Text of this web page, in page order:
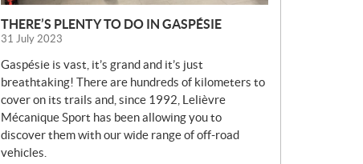
THERE’S PLENTY TO DO IN GASPÉSIE
31 July 2023
Gaspésie is vast, it’s grand and it’s just
breathtaking! There are hundreds of kilometers to
cover on its trails and, since 1992, Lelièvre
Mécanique Sport has been allowing you to
discover them with our wide range of off-road
vehicles.